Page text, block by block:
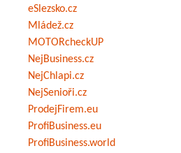
eSlezsko.cz
Mládež.cz
MOTORcheckUP
NejBusiness.cz
NejChlapi.cz
NejSenioři.cz
ProdejFirem.eu
ProfiBusiness.eu
ProfiBusiness.world